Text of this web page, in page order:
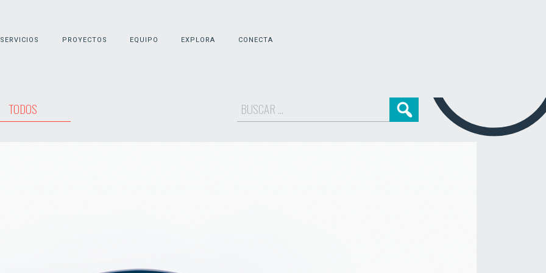
SERVICIOS PROYECTOS EQUIPO EXPLORA CONECTA
TODOS Buscar: